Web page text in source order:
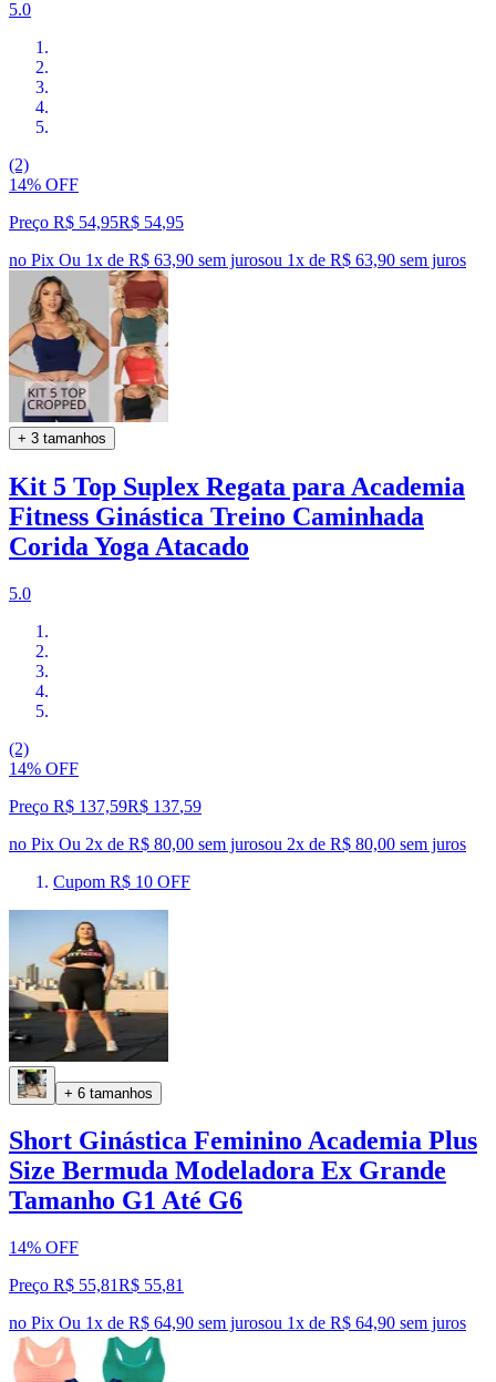
5.0
(2)
14% OFF
Preço R$ 54,95R$ 54,95
no Pix Ou 1x de R$ 63,90 sem jurosou 1x de R$ 63,90 sem juros
+ 3 tamanhos
Kit 5 Top Suplex Regata para Academia
Fitness Ginástica Treino Caminhada
Corida Yoga Atacado
5.0
(2)
14% OFF
Preço R$ 137,59R$ 137,59
no Pix Ou 2x de R$ 80,00 sem jurosou 2x de R$ 80,00 sem juros
Cupom R$ 10 OFF
+ 6 tamanhos
Short Ginástica Feminino Academia Plus
Size Bermuda Modeladora Ex Grande
Tamanho G1 Até G6
14% OFF
Preço R$ 55,81R$ 55,81
no Pix Ou 1x de R$ 64,90 sem jurosou 1x de R$ 64,90 sem juros